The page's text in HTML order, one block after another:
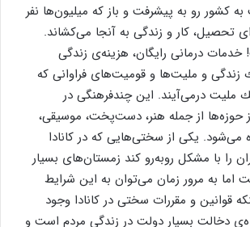
كشور رو به پیشرفت و باز كه میلیون‌ها نفر
تحصیل، كار و زندگی به آنجا می‌كشاند.
درمانی رایگان، هزینه‌ی زندگی
و ملیت‌ها و قومیت‌های فراوانی كه
ملیت درمی‌آیند. این چندفرهنگی در
حوزه‌ها از جمله هنر، دست‌پخت، موسیقی،
می‌شود. یكی از سختی‌هایی كه در كانادا
را با مشكل روبه‌رو كند زمستان‌های بسیار
به مرور زمان می‌توان به این شرایط
قوانین و مقررات سختی در كانادا وجود
دخالت بسیار دولت در زندگی مردم است و